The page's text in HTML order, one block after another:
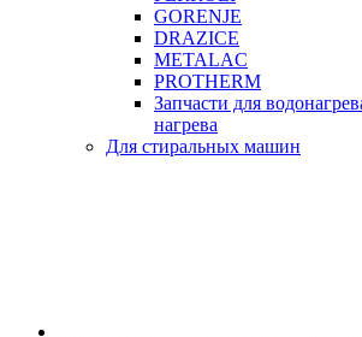
GORENJE
DRAZICE
METALAC
PROTHERM
Запчасти для
нагрева
Для стиральных машин